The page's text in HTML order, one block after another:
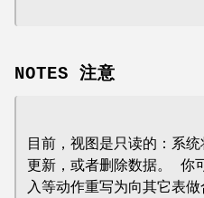
NOTES 注意
目前，视图是只读的：系
更新，或者删除数据。 你
入等动作重写为向其它表